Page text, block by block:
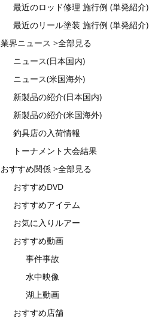
最近のロッド修理 施行例 (単発紹介)
最近のリール塗装 施行例 (単発紹介)
業界ニュース >全部見る
ニュース(日本国内)
ニュース(米国海外)
新製品の紹介(日本国内)
新製品の紹介(米国海外)
釣具店の入荷情報
トーナメント大会結果
おすすめ関係 >全部見る
おすすめDVD
おすすめアイテム
お気に入りルアー
おすすめ動画
事件事故
水中映像
湖上動画
おすすめ店舗